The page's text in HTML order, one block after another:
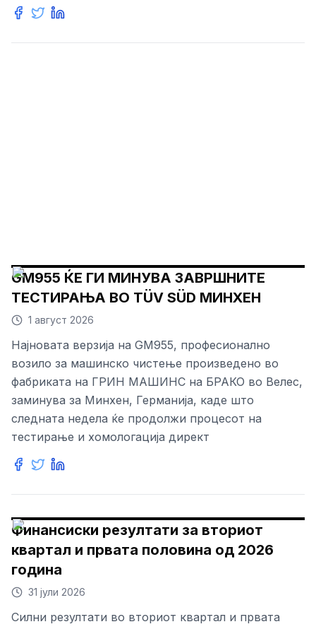
GM955 ЌЕ ГИ МИНУВА ЗАВРШНИТЕ
ТЕСТИРАЊА ВО TÜV SÜD МИНХЕН
1 август 2026
Најновата верзија на GM955, професионално
возило за машинско чистење произведено во
фабриката на ГРИН МАШИНС на БРАКО во Велес,
заминува за Минхен, Германија, каде што
следната недела ќе продолжи процесот на
тестирање и хомологација директ
Финансиски резултати за вториот
квартал и првата половина од 2026
година
31 јули 2026
Силни резултати во вториот квартал и првата